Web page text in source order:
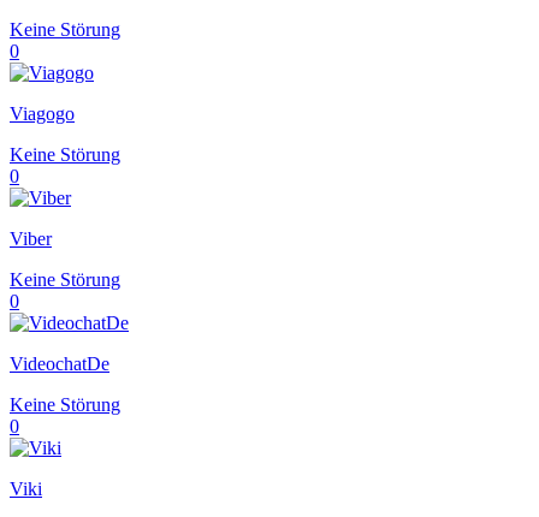
Keine Störung
0
Viagogo
Keine Störung
0
Viber
Keine Störung
0
VideochatDe
Keine Störung
0
Viki